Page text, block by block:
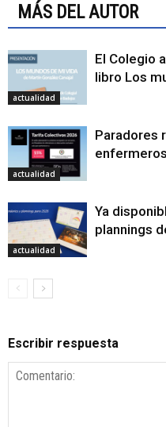
MÁS DEL AUTOR
actualidad
El Colegio
libro Los
actualidad
Paradores
actualidad
Ya
plannings
Escribir respuesta